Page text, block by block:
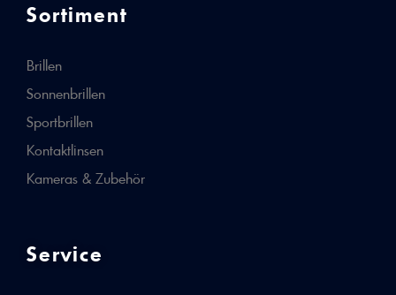
Sortiment
Brillen
Sonnenbrillen
Sportbrillen
Kontaktlinsen
Kameras & Zubehör
Service